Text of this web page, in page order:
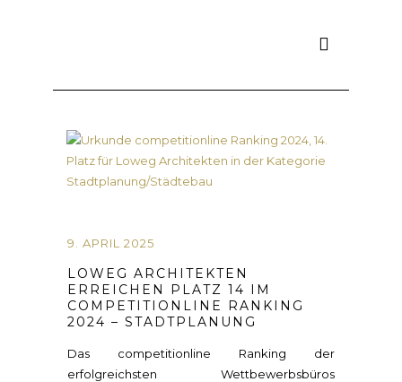
9. APRIL 2025
LOWEG ARCHITEKTEN
ERREICHEN PLATZ 14 IM
COMPETITIONLINE RANKING
2024 – STADTPLANUNG
Das competitionline Ranking der
erfolgreichsten Wettbewerbsbüros